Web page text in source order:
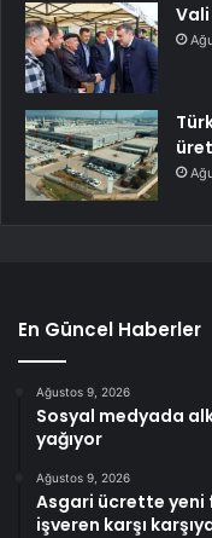
Vali
En Güncel Haberler
Ağustos 9, 2026
Sosyal medyada
yağıyor
Ağustos 9, 2026
Asgari ücrette yeni
işveren karşı